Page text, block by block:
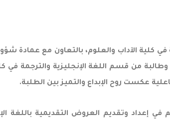
كلية الآداب والعلوم، بالتعاون مع عمادة
بمشاركة واسعة من طلبة مختلف كليات الجامعة، وشهدت المسابقة مشاركة (12) طالبًا وطالبة من قسم اللغة
عكست روح الإبداع والتميز بين الطلبة.
وتقديم العروض التقديمية باللغة